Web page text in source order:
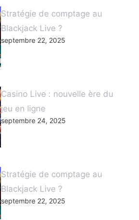
Stratégie de comptage au
Blackjack Live ?
septembre 22, 2025
Casino Live : nouvelle ère du
jeu en ligne
septembre 24, 2025
Stratégie de comptage au
Blackjack Live ?
septembre 22, 2025